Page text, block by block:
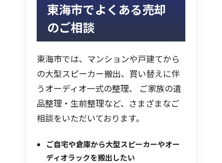
東海市でよくある売却
のご相談
東海市では、マンションや戸建てから
の大型スピーカー搬出、買い替えに伴
うオーディオ一式の整理、 ご家族の遺
品整理・生前整理など、さまざまなご
相談をいただいております。
ご自宅や倉庫から大型スピーカーやオー
ディオラックを搬出したい